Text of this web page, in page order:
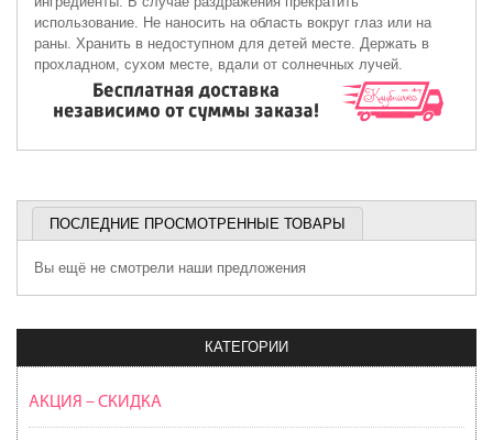
использование. Не наносить на область вокруг глаз или на
раны. Хранить в недоступном для детей месте. Держать в
прохладном, сухом месте, вдали от солнечных лучей.
ПОСЛЕДНИЕ ПРОСМОТРЕННЫЕ ТОВАРЫ
Вы ещё не смотрели наши предложения
КАТЕГОРИИ
АКЦИЯ – СКИДКА